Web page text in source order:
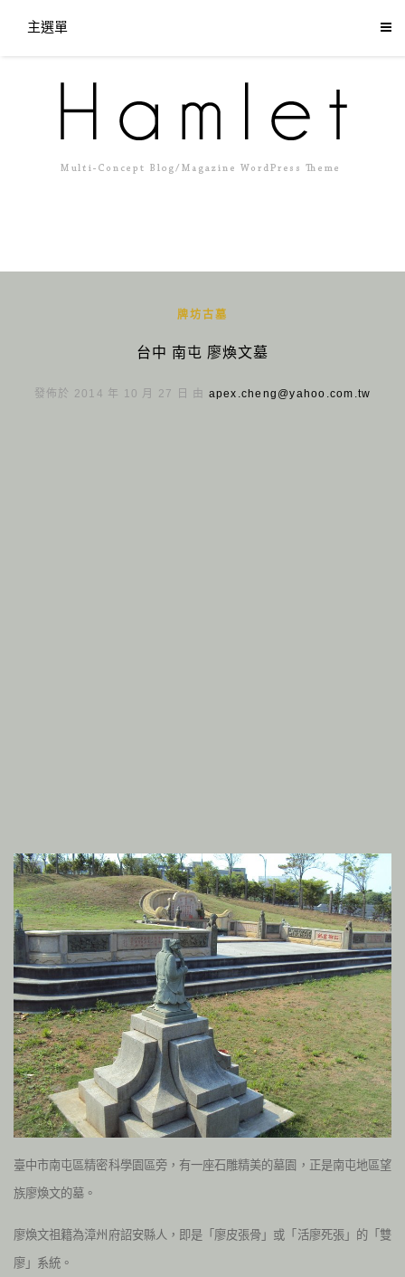
主選單
牌坊古墓
台中 南屯 廖煥文墓
發佈於 2014 年 10 月 27 日 由 apex.cheng@yahoo.com.tw
臺中市南屯區精密科學園區旁，有一座石雕精美的墓園，正是南屯地區望
族廖煥文的墓。
廖煥文祖籍為漳州府詔安縣人，即是「廖皮張骨」或「活廖死張」的「雙
廖」系統。